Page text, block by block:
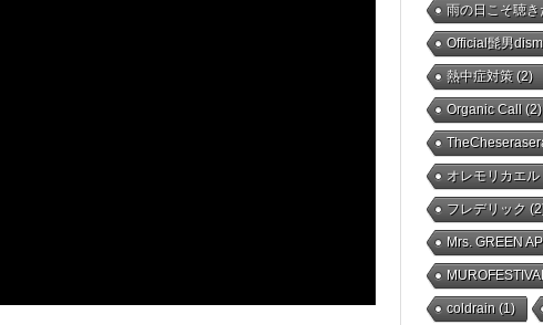
雨の日こそ聴き
Official髭男dism
熱中症対策(2)
Organic Call (2)
オレモリカエル
フレデリック
Mrs. GREEN
coldrain (1)